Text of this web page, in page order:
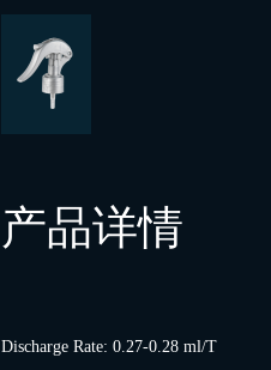
产品详情
Discharge Rate: 0.27-0.28 ml/T